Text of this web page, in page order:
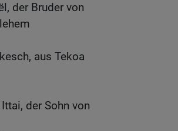
der Bruder von
aus Tekoa
der Sohn von